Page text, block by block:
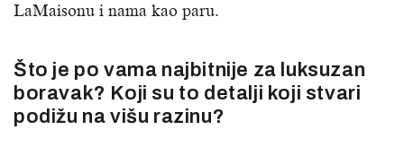
LaMaisonu i nama kao paru.
Što je po vama najbitnije za luksuzan
boravak? Koji su to detalji koji stvari
podižu na višu razinu?